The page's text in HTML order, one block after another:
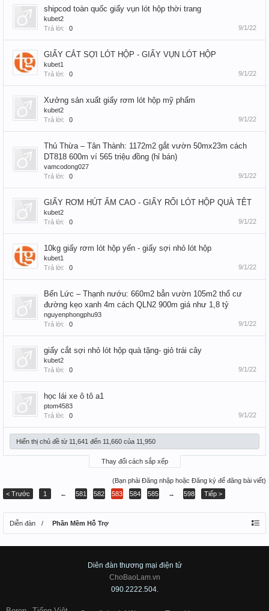
shipcod toàn quốc giấy vụn lót hộp thời trang
kubet2
Trả lời:
0 9/1/22
GIẤY CẮT SỢI LÓT HỘP - GIẤY VỤN LÓT HỘP
kubet1
Trả lời:
0 9/1/22
Xưởng sản xuất giấy rơm lót hộp mỹ phẩm
kubet2
Trả lời:
0 9/1/22
Thủ Thừa – Tân Thành: 1172m2 gắt vườn 50mx23m cách
DT818 600m ví 565 triệu đồng (hỉ bán)
vamcodong027
Trả lời:
0 9/1/22
GIẤY RƠM HÚT ẨM CAO - GIẤY RỐI LÓT HỘP QUÀ TÊT
kubet2
Trả lời:
0 9/1/22
10kg giấy rơm lót hộp yến - giấy sợi nhỏ lót hộp
kubet1
Trả lời:
0 9/1/22
Bến Lức – Thạnh nướu: 660m2 bẳn vườn 105m2 thổ cư
đường kẹo xanh 4m cách QLN2 900m giá như 1,8 tỷ
nguyenphongphu93
Trả lời:
0 9/1/22
giấy cắt sợi nhỏ lót hộp quà tặng- giỏ trái cây
kubet2
Trả lời:
0 9/1/22
học lái xe ô tô a1
ptom4583
Trả lời:
0 9/1/22
Hiển thị chủ đề từ 11,641 đến 11,660 của 11,950
Thay đổi cách sắp xếp
(Bạn phải Đăng nhập hoặc Đăng ký để đăng bài viết)
< Trước
1 ← 581 582 583 584 585 → 598 Tiếp >
Diễn đàn Phần Mềm Hỗ Trợ
Diên đàn thương mại điện tử
ChoBaoLam.vn
090.2222.504.